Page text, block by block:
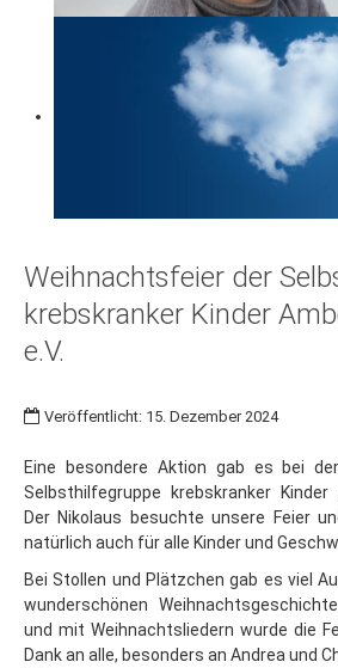
Weihnachtsfeier der
krebskranker Kinder
e.V.
Veröffentlicht: 15. Dezember 2024
Eine besondere Aktion gab es bei
Selbsthilfegruppe krebskranker Kinder
Der Nikolaus besuchte unsere Feier
natürlich auch für alle Kinder und
Bei Stollen und Plätzchen gab es viel
wunderschönen
und mit Weihnachtsliedern wurde die
Dank an alle, besonders an Andrea und